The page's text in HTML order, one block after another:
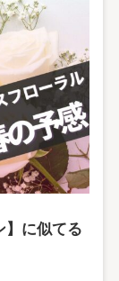
】に似てる